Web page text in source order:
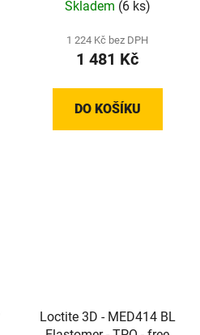
Skladem (6 ks)
1 224 Kč bez DPH
1 481 Kč
DO KOŠÍKU
Loctite 3D - MED414 BL